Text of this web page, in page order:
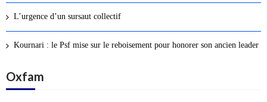
L’urgence d’un sursaut collectif
Kournari : le Psf mise sur le reboisement pour honorer son ancien leader
Oxfam